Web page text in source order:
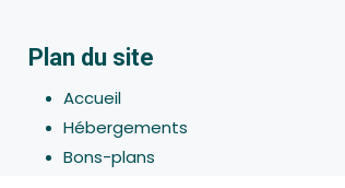
Plan du site
Accueil
Hébergements
Bons-plans